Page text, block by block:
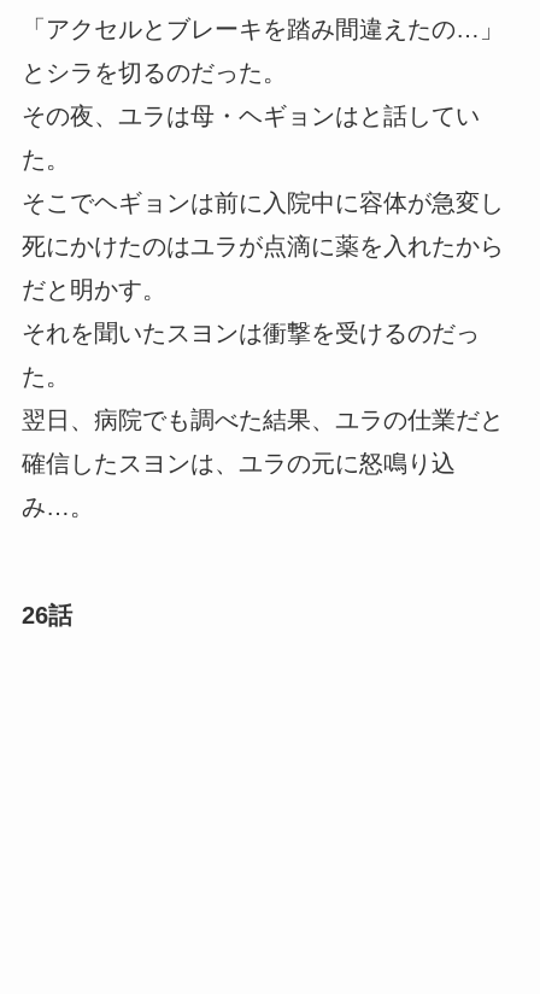
「アクセルとブレーキを踏み間違えたの…」
とシラを切るのだった。
その夜、ユラは母・ヘギョンはと話してい
た。
そこでヘギョンは前に入院中に容体が急変し
死にかけたのはユラが点滴に薬を入れたから
だと明かす。
それを聞いたスヨンは衝撃を受けるのだっ
た。
翌日、病院でも調べた結果、ユラの仕業だと
確信したスヨンは、ユラの元に怒鳴り込
み…。
26話